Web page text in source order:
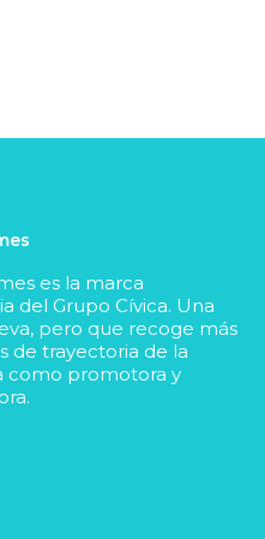
es la marca
del Grupo Cívica. Una
pero que recoge más
de trayectoria de la
como promotora y